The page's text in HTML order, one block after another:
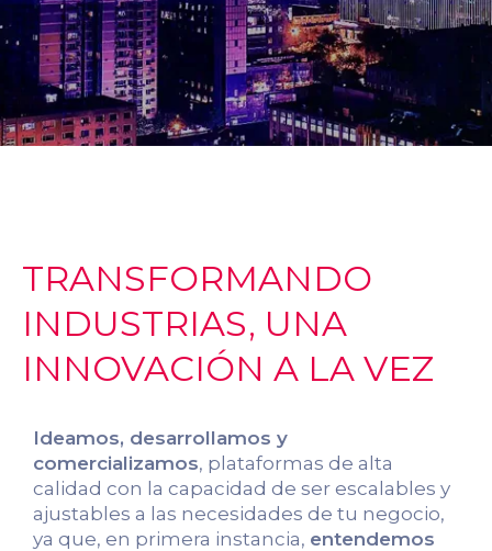
TRANSFORMANDO
INDUSTRIAS, UNA
INNOVACIÓN A LA VEZ
Ideamos, desarrollamos y
comercializamos, plataformas de alta
calidad con la capacidad de ser escalables y
ajustables a las necesidades de tu negocio,
ya que, en primera instancia, entendemos